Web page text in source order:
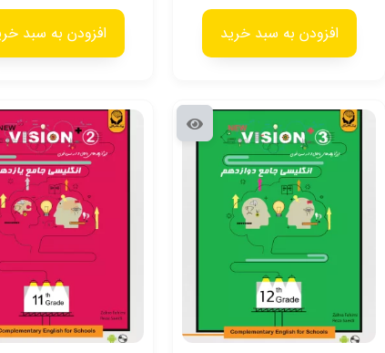
افزودن به سبد خرید افزودن به سبد